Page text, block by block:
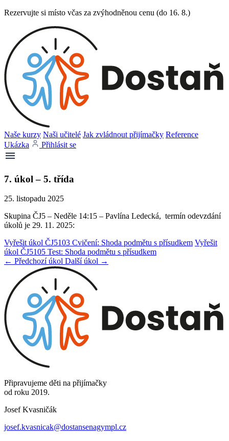
Rezervujte si místo včas za zvýhodněnou cenu (do 16. 8.)
Naše kurzy Naši učitelé Jak zvládnout přijímačky Reference
Ukázka
Přihlásit se
7. úkol – 5. třída
25. listopadu 2025
Skupina ČJ5 – Neděle 14:15 – Pavlína Ledecká, termín odevzdání
úkolů je 29. 11. 2025:
Vyřešit úkol ČJ5103 Cvičení: Shoda podmětu s přísudkem Vyřešit
úkol ČJ5105 Test: Shoda podmětu s přísudkem
← Předchozí úkol Další úkol →
Připravujeme děti na přijímačky
od roku 2019.
Josef Kvasničák
josef.kvasnicak@dostansenagympl.cz